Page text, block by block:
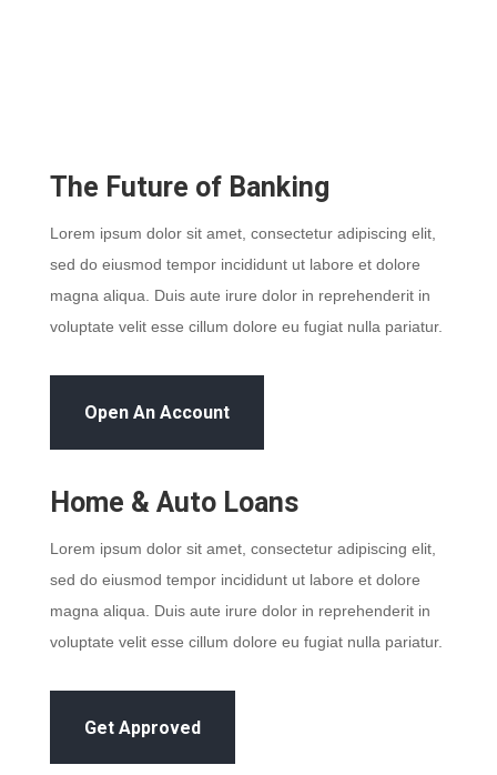
The Future of Banking
Lorem ipsum dolor sit amet, consectetur adipiscing elit,
sed do eiusmod tempor incididunt ut labore et dolore
magna aliqua. Duis aute irure dolor in reprehenderit in
voluptate velit esse cillum dolore eu fugiat nulla pariatur.
Open An Account
Home & Auto Loans
Lorem ipsum dolor sit amet, consectetur adipiscing elit,
sed do eiusmod tempor incididunt ut labore et dolore
magna aliqua. Duis aute irure dolor in reprehenderit in
voluptate velit esse cillum dolore eu fugiat nulla pariatur.
Get Approved